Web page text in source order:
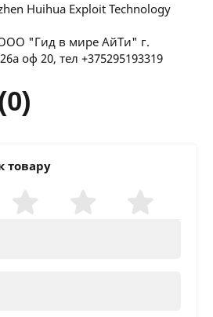
Huihua Exploit Technology
"Гид в мире АйТи" г.
оф 20, тел +375295193319
товару